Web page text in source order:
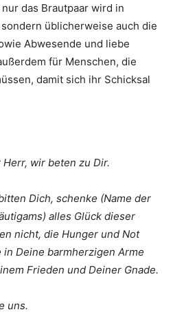
das Brautpaar wird in
üblicherweise auch die
Abwesende und liebe
für Menschen, die
damit sich ihr Schicksal
wir beten zu Dir.
Dich, schenke (Name der
alles Glück dieser
nicht, die Hunger und Not
Deine barmherzigen Arme
Frieden und Deiner Gnade.
uns.